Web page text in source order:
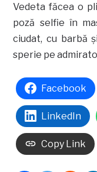
Vedeta făcea o
poză selfie în
ciudat, cu barbă
sperie pe
Facebook
LinkedIn
Copy Link